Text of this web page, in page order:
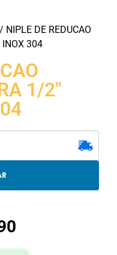
/ NIPLE DE REDUCAO
INOX 304
1/2″